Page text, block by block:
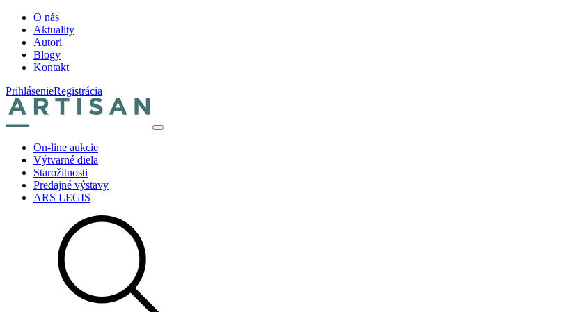
O nás
Aktuality
Autori
Blogy
Kontakt
PrihlásenieRegistrácia
On-line aukcie
Výtvarné diela
Starožitnosti
Predajné výstavy
ARS LEGIS